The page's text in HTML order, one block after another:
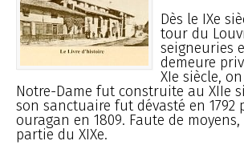
Dès le IXe
tour du
seigneuries
demeure
XIe siècle,
Notre-Dame fut construite au XIIe
son sanctuaire fut dévasté en
ouragan en 1809. Faute de
partie du XIXe.